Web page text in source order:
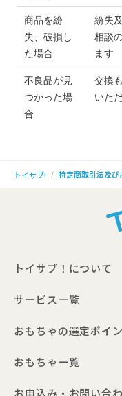
商品を紛
失、破損し
た場合
紛失
相談
ます
不良品が見
つかった場
合
交換
いた
トイサブ! 特定商取引法及
トイサブ！について
トイサブ！の特徴
サービス一覧・料金
サービス一覧
トイサブ！ファー
おもちゃの選定ポイ
年齢別おすすめおも
おもちゃ一覧
0歳ごろのおもちゃ
お申込み・お問い合